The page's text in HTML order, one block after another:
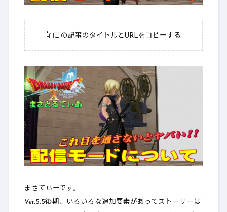
この記事のタイトルとURLをコピーする
まさてぃーです。
Ver.5.5後期、いろいろな追加要素があってストーリーは